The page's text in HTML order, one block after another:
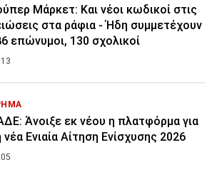
Μάρκετ: Και νέοι κωδικοί στις
στα ράφια - Ήδη συμμετέχουν
επώνυμοι, 130 σχολικοί
Άνοιξε εκ νέου η πλατφόρμα για
νέα Ενιαία Αίτηση Ενίσχυσης 2026